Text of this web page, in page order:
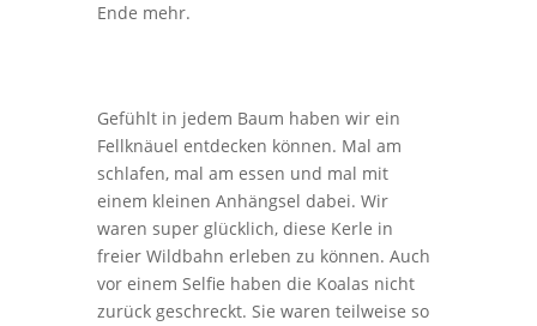
Ende mehr.
Gefühlt in jedem Baum haben wir ein
Fellknäuel entdecken können. Mal am
schlafen, mal am essen und mal mit
einem kleinen Anhängsel dabei. Wir
waren super glücklich, diese Kerle in
freier Wildbahn erleben zu können. Auch
vor einem Selfie haben die Koalas nicht
zurück geschreckt. Sie waren teilweise so